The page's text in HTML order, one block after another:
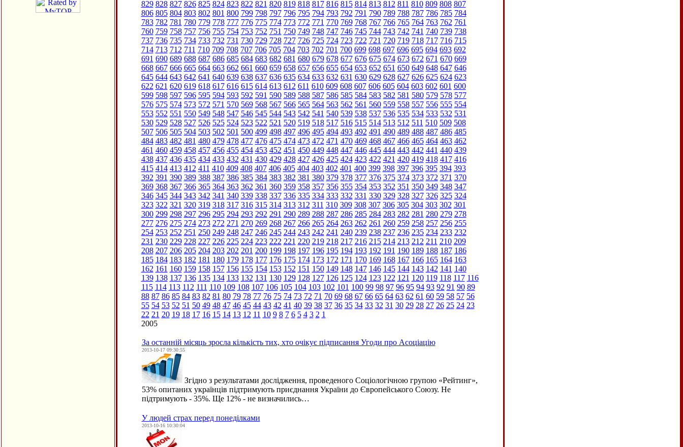
829 828 827 826 825 824 823 822 821 820 819 818 817 816 815 814 813 812 811 810 809 808 807
806 805 804 803 802 801 800 799 798 797 796 795 794 793 792 791 790 789 788 787 786 785 784
783 782 781 780 779 778 777 776 775 774 773 772 771 770 769 768 767 766 765 764 763 762 761
760 759 758 757 756 755 754 753 752 751 750 749 748 747 746 745 744 743 742 741 740 739 738
737 736 735 734 733 732 731 730 729 728 727 726 725 724 723 722 721 720 719 718 717 716 715
714 713 712 711 710 709 708 707 706 705 704 703 702 701 700 699 698 697 696 695 694 693 692
691 690 689 688 687 686 685 684 683 682 681 680 679 678 677 676 675 674 673 672 671 670 669
668 667 666 665 664 663 662 661 660 659 658 657 656 655 654 653 652 651 650 649 648 647 646
645 644 643 642 641 640 639 638 637 636 635 634 633 632 631 630 629 628 627 626 625 624 623
622 621 620 619 618 617 616 615 614 613 612 611 610 609 608 607 606 605 604 603 602 601 600
599 598 597 596 595 594 593 592 591 590 589 588 587 586 585 584 583 582 581 580 579 578 577
576 575 574 573 572 571 570 569 568 567 566 565 564 563 562 561 560 559 558 557 556 555 554
553 552 551 550 549 548 547 546 545 544 543 542 541 540 539 538 537 536 535 534 533 532 531
530 529 528 527 526 525 524 523 522 521 520 519 518 517 516 515 514 513 512 511 510 509 508
507 506 505 504 503 502 501 500 499 498 497 496 495 494 493 492 491 490 489 488 487 486 485
484 483 482 481 480 479 478 477 476 475 474 473 472 471 470 469 468 467 466 465 464 463 462
461 460 459 458 457 456 455 454 453 452 451 450 449 448 447 446 445 444 443 442 441 440 439
438 437 436 435 434 433 432 431 430 429 428 427 426 425 424 423 422 421 420 419 418 417 416
415 414 413 412 411 410 409 408 407 406 405 404 403 402 401 400 399 398 397 396 395 394 393
392 391 390 389 388 387 386 385 384 383 382 381 380 379 378 377 376 375 374 373 372 371 370
369 368 367 366 365 364 363 362 361 360 359 358 357 356 355 354 353 352 351 350 349 348 347
346 345 344 343 342 341 340 339 338 337 336 335 334 333 332 331 330 329 328 327 326 325 324
323 322 321 320 319 318 317 316 315 314 313 312 311 310 309 308 307 306 305 304 303 302 301
300 299 298 297 296 295 294 293 292 291 290 289 288 287 286 285 284 283 282 281 280 279 278
277 276 275 274 273 272 271 270 269 268 267 266 265 264 263 262 261 260 259 258 257 256 255
254 253 252 251 250 249 248 247 246 245 244 243 242 241 240 239 238 237 236 235 234 233 232
231 230 229 228 227 226 225 224 223 222 221 220 219 218 217 216 215 214 213 212 211 210 209
208 207 206 205 204 203 202 201 200 199 198 197 196 195 194 193 192 191 190 189 188 187 186
185 184 183 182 181 180 179 178 177 176 175 174 173 172 171 170 169 168 167 166 165 164 163
162 161 160 159 158 157 156 155 154 153 152 151 150 149 148 147 146 145 144 143 142 141 140
139 138 137 136 135 134 133 132 131 130 129 128 127 126 125 124 123 122 121 120 119 118 117 116
115 114 113 112 111 110 109 108 107 106 105 104 103 102 101 100 99 98 97 96 95 94 93 92 91 90 89
88 87 86 85 84 83 82 81 80 79 78 77 76 75 74 73 72 71 70 69 68 67 66 65 64 63 62 61 60 59 58 57 56
55 54 53 52 51 50 49 48 47 46 45 44 43 42 41 40 39 38 37 36 35 34 33 32 31 30 29 28 27 26 25 24 23
22 21 20 19 18 17 16 15 14 13 12 11 10 9 8 7 6 5 4 3 2 1
2005
За останній місяць зросла кількість тих, хто очікує підписання Угоди про Асоціацію
2013-10-17 09:30:55
Згідно з результатами дослідження, проведеного Соціологічною групою «Рейтинг»,
53% опитаних українців підтримують приєднання України до Європейського Союзу. Не
підтримують - 35%. Ще 12% - не визначились…
У людей страх перед понеділками
2013-10-16 10:30:04